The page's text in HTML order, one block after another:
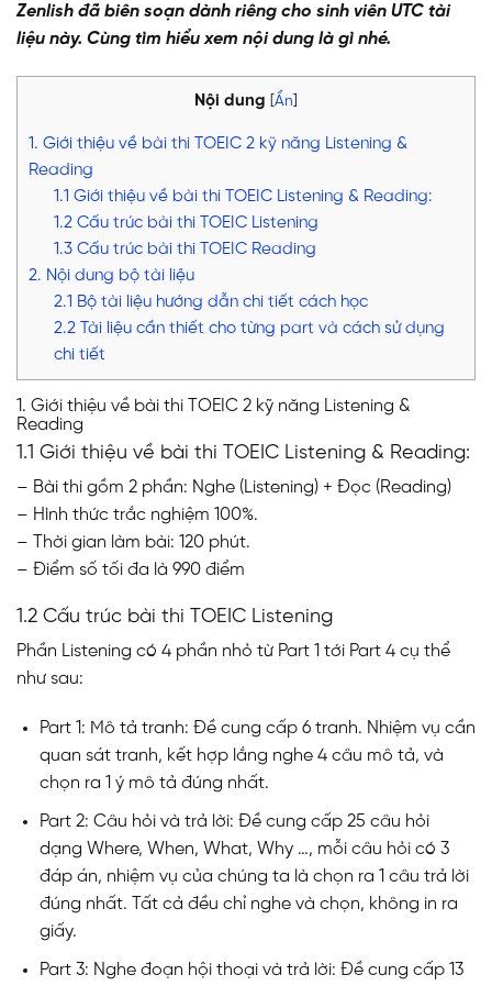
Zenlish đã biên soạn dành riêng cho sinh viên UTC tài
liệu này. Cùng tìm hiểu xem nội dung là gì nhé.
Nội dung Ẩn
1. Giới thiệu về bài thi TOEIC 2 kỹ năng Listening &
Reading
1.1 Giới thiệu về bài thi TOEIC Listening & Reading:
1.2 Cấu trúc bài thi TOEIC Listening
1.3 Cấu trúc bài thi TOEIC Reading
2. Nội dung bộ tài liệu
2.1 Bộ tài liệu hướng dẫn chi tiết cách học
2.2 Tài liệu cần thiết cho từng part và cách sử dụng
chi tiết
1. Giới thiệu về bài thi TOEIC 2 kỹ năng Listening &
Reading
1.1 Giới thiệu về bài thi TOEIC Listening & Reading:
– Bài thi gồm 2 phần: Nghe (Listening) + Đọc (Reading)
– Hình thức trắc nghiệm 100%.
– Thời gian làm bài: 120 phút.
– Điểm số tối đa là 990 điểm
1.2 Cấu trúc bài thi TOEIC Listening
Phần Listening có 4 phần nhỏ từ Part 1 tới Part 4 cụ thể
như sau:
Part 1: Mô tả tranh: Đề cung cấp 6 tranh. Nhiệm vụ cần
quan sát tranh, kết hợp lắng nghe 4 câu mô tả, và
chọn ra 1 ý mô tả đúng nhất.
Part 2: Câu hỏi và trả lời: Đề cung cấp 25 câu hỏi
dạng Where, When, What, Why …, mỗi câu hỏi có 3
đáp án, nhiệm vụ của chúng ta là chọn ra 1 câu trả lời
đúng nhất. Tất cả đều chỉ nghe và chọn, không in ra
giấy.
Part 3: Nghe đoạn hội thoại và trả lời: Đề cung cấp 13